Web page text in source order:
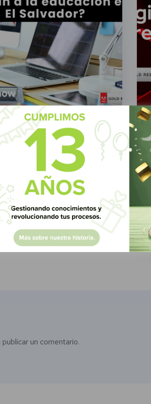
Adobe Creative
en El Salvador?
ayudan a la educación
publicar un comentario.